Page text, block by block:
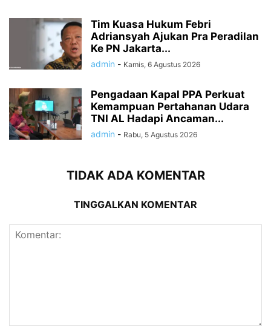
Tim Kuasa Hukum Febri
Adriansyah Ajukan Pra Peradilan
Ke PN Jakarta...
admin - Kamis, 6 Agustus 2026
Pengadaan Kapal PPA Perkuat
Kemampuan Pertahanan Udara
TNI AL Hadapi Ancaman...
admin - Rabu, 5 Agustus 2026
TIDAK ADA KOMENTAR
TINGGALKAN KOMENTAR